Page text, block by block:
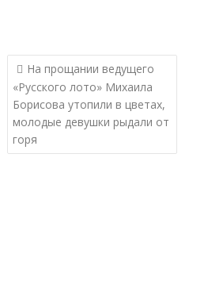
Навигация
по
записям
На прощании ведущего
«Русского лото» Михаила
Борисова утопили в цветах,
молодые девушки рыдали от
горя